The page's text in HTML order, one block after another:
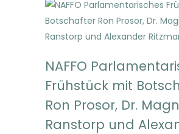
NAFFO
Frühstück mit
Ron Prosor, Dr.
Ranstorp und